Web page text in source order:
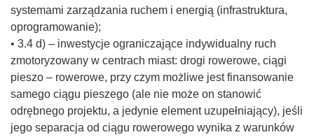
systemami zarządzania ruchem i energią (infrastruktura,
oprogramowanie);
• 3.4 d) – inwestycje ograniczające indywidualny ruch
zmotoryzowany w centrach miast: drogi rowerowe, ciągi
pieszo – rowerowe, przy czym możliwe jest finansowanie
samego ciągu pieszego (ale nie może on stanowić
odrębnego projektu, a jedynie element uzupełniający), jeśli
jego separacja od ciągu rowerowego wynika z warunków